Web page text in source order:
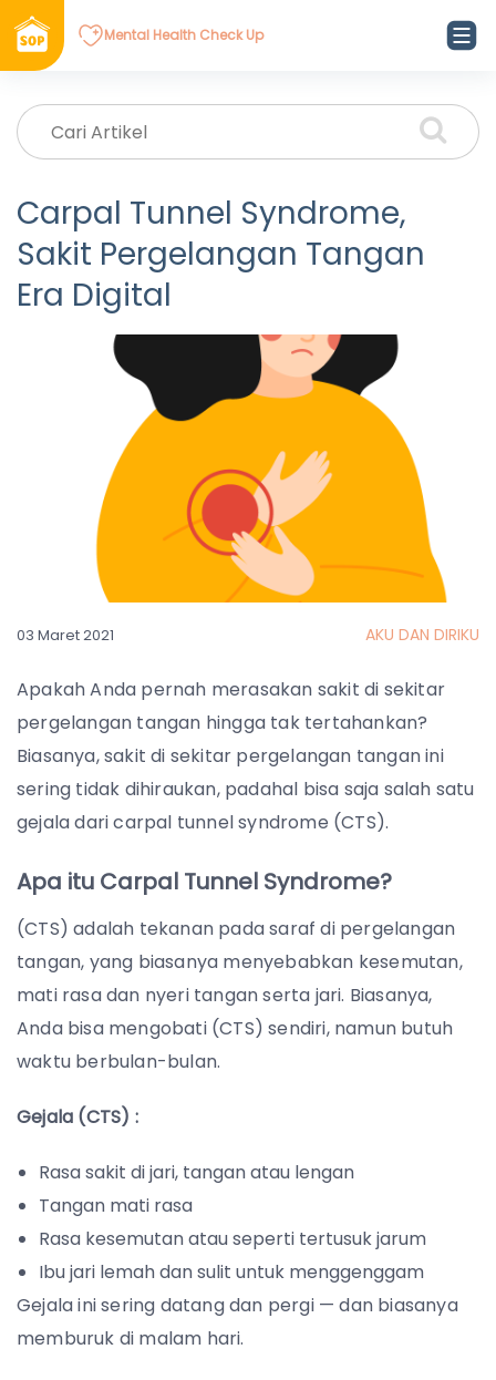
Mental Health Check Up
Carpal Tunnel Syndrome,
Sakit Pergelangan Tangan
Era Digital
03 Maret 2021 AKU DAN DIRIKU
Apakah Anda pernah merasakan sakit di sekitar
pergelangan tangan hingga tak tertahankan?
Biasanya, sakit di sekitar pergelangan tangan ini
sering tidak dihiraukan, padahal bisa saja salah satu
gejala dari carpal tunnel syndrome (CTS).
Apa itu Carpal Tunnel Syndrome?
(CTS) adalah tekanan pada saraf di pergelangan
tangan, yang biasanya menyebabkan kesemutan,
mati rasa dan nyeri tangan serta jari. Biasanya,
Anda bisa mengobati (CTS) sendiri, namun butuh
waktu berbulan-bulan.
Gejala (CTS) :
Rasa sakit di jari, tangan atau lengan
Tangan mati rasa
Rasa kesemutan atau seperti tertusuk jarum
Ibu jari lemah dan sulit untuk menggenggam
Gejala ini sering datang dan pergi — dan biasanya
memburuk di malam hari.